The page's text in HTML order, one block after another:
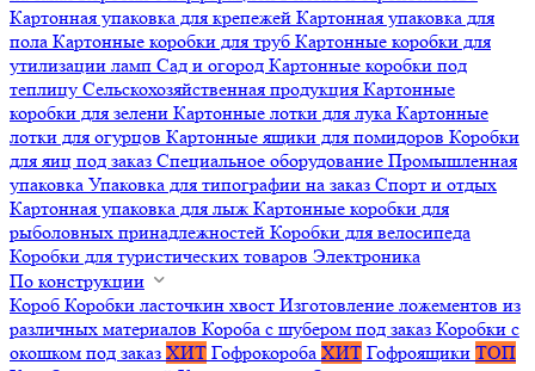
Картонная упаковка для крепежей Картонная упаковка для
пола Картонные коробки для труб Картонные коробки для
утилизации ламп Сад и огород Картонные коробки под
теплицу Сельскохозяйственная продукция Картонные
коробки для зелени Картонные лотки для лука Картонные
лотки для огурцов Картонные ящики для помидоров Коробки
для яиц под заказ Специальное оборудование Промышленная
упаковка Упаковка для типографии на заказ Спорт и отдых
Картонная упаковка для лыж Картонные коробки для
рыболовных принадлежностей Коробки для велосипеда
Коробки для туристических товаров Электроника
По конструкции
Короб Коробки ласточкин хвост Изготовление ложементов из
различных материалов Короба с шубером под заказ Коробки с
окошком под заказ ХИТ Гофрокороба ХИТ Гофроящики ТОП